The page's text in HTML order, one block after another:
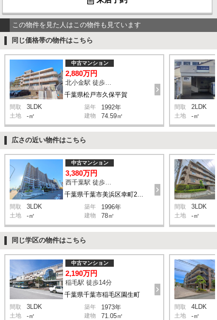
この物件を見た人はこの物件も見ています
同じ価格帯の物件はこちら
千葉県松戸市久保平賀
中古マンション
2,880万円
間取 3LDK 築年 1992年
土地 -㎡ 建物 74.59㎡
間取 2LDK
土地 -㎡
広さの近い物件はこちら
千葉県千葉市美浜区幸町2丁目
中古マンション
3,380万円
西千葉駅 徒歩10分
間取 3LDK 築年 1996年
土地 -㎡ 建物 78㎡
間取 3LDK
土地 -㎡
同じ学区の物件はこちら
千葉県千葉市稲毛区園生町
中古マンション
2,190万円
稲毛駅 徒歩14分
間取 3LDK 築年 1973年
土地 -㎡ 建物 71.05㎡
間取 4LDK
土地 -㎡